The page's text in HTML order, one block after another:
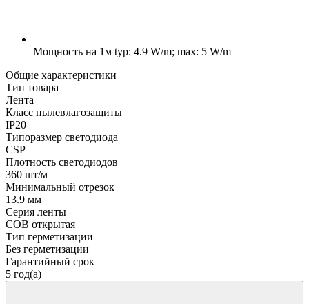
Мощность на 1м typ: 4.9 W/m; max: 5 W/m
Общие характеристики
Тип товара
Лента
Класс пылевлагозащиты
IP20
Типоразмер светодиода
CSP
Плотность светодиодов
360 шт/м
Минимальный отрезок
13.9 мм
Серия ленты
COB открытая
Тип герметизации
Без герметизации
Гарантийный срок
5 год(а)